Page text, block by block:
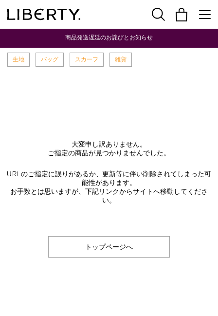
商品発送遅延のお詫びとお知らせ
生地 バッグ スカーフ 雑貨
大変申し訳ありません。
ご指定の商品が見つかりませんでした。
URLのご指定に誤りがあるか、更新等に伴い削除されてしまった可
能性があります。
お手数とは思いますが、下記リンクからサイトへ移動してくださ
い。
トップページへ